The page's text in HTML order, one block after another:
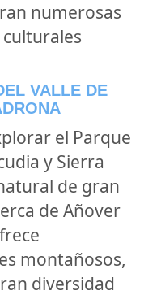
numerosas
VALLE DE
el Parque
y Sierra
de gran
de Añover
montañosos,
diversidad